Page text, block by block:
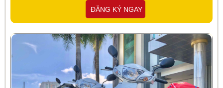
ĐĂNG KÝ NGAY